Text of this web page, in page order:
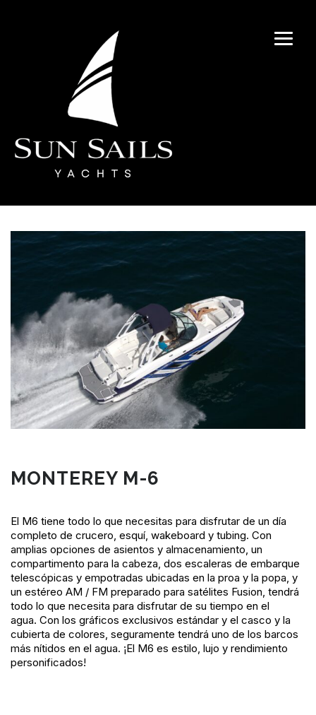
MONTEREY M-6
El M6 tiene todo lo que necesitas para disfrutar de un día
completo de crucero, esquí, wakeboard y tubing. Con
amplias opciones de asientos y almacenamiento, un
compartimento para la cabeza, dos escaleras de embarque
telescópicas y empotradas ubicadas en la proa y la popa, y
un estéreo AM / FM preparado para satélites Fusion, tendrá
todo lo que necesita para disfrutar de su tiempo en el
agua. Con los gráficos exclusivos estándar y el casco y la
cubierta de colores, seguramente tendrá uno de los barcos
más nítidos en el agua. ¡El M6 es estilo, lujo y rendimiento
personificados!